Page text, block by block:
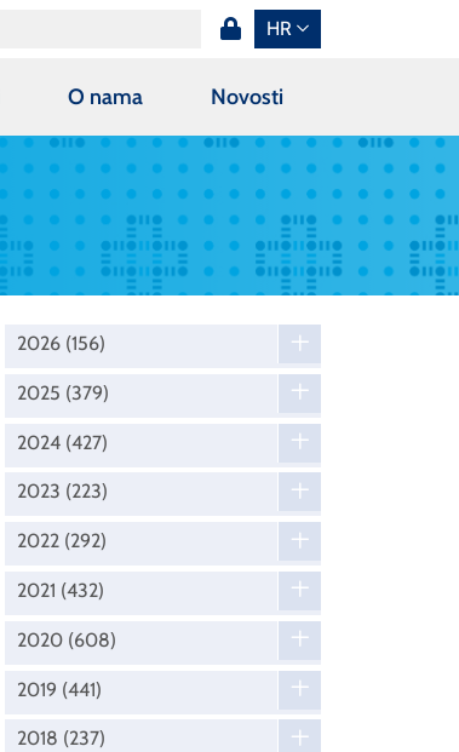
HR
O nama Novosti
2026 (156)
2025 (379)
2024 (427)
2023 (223)
2022 (292)
2021 (432)
2020 (608)
2019 (441)
2018 (237)